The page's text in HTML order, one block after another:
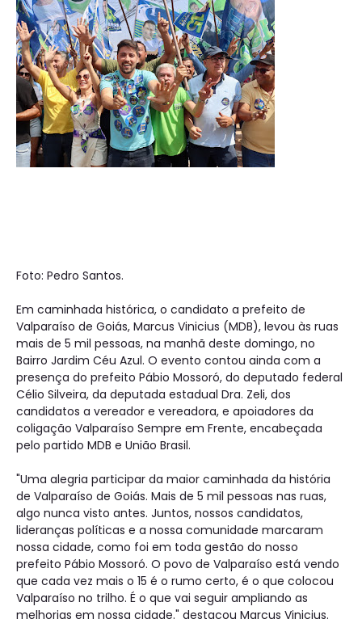
Foto: Pedro Santos.
Em caminhada histórica, o candidato a prefeito de
Valparaíso de Goiás, Marcus Vinicius (MDB), levou às ruas
mais de 5 mil pessoas, na manhã deste domingo, no
Bairro Jardim Céu Azul. O evento contou ainda com a
presença do prefeito Pábio Mossoró, do deputado federal
Célio Silveira, da deputada estadual Dra. Zeli, dos
candidatos a vereador e vereadora, e apoiadores da
coligação Valparaíso Sempre em Frente, encabeçada
pelo partido MDB e União Brasil.
"Uma alegria participar da maior caminhada da história
de Valparaíso de Goiás. Mais de 5 mil pessoas nas ruas,
algo nunca visto antes. Juntos, nossos candidatos,
lideranças políticas e a nossa comunidade marcaram
nossa cidade, como foi em toda gestão do nosso
prefeito Pábio Mossoró. O povo de Valparaíso está vendo
que cada vez mais o 15 é o rumo certo, é o que colocou
Valparaíso no trilho. É o que vai seguir ampliando as
melhorias em nossa cidade." destacou Marcus Vinicius.